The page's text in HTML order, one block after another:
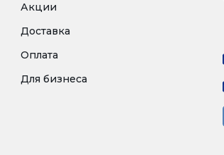
Акции
Доставка
Оплата
Для бизнеса